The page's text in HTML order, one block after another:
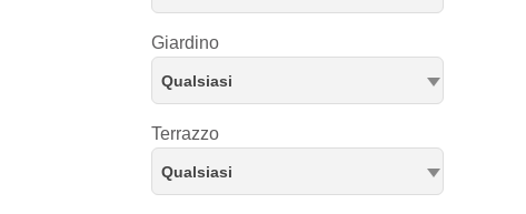
Giardino
Qualsiasi
Terrazzo
Qualsiasi